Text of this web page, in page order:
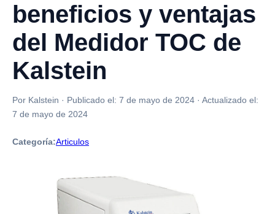
beneficios y ventajas
del Medidor TOC de
Kalstein
Por Kalstein · Publicado el: 7 de mayo de 2024 · Actualizado el:
7 de mayo de 2024
Categoría:Articulos